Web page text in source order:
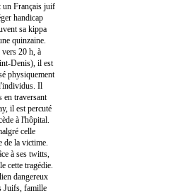
un Français juif
handicap
sa kippa
quinzaine.
20 h, à
Denis), il est
physiquement
Il
en traversant
il est percuté
à l'hôpital.
celle
de la victime.
à ses twitts,
cette tragédie.
dangereux
Juifs, famille